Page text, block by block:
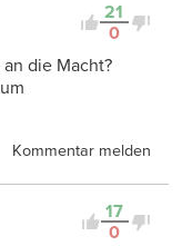
21
0
die Macht?
Kommentar melden
17
0